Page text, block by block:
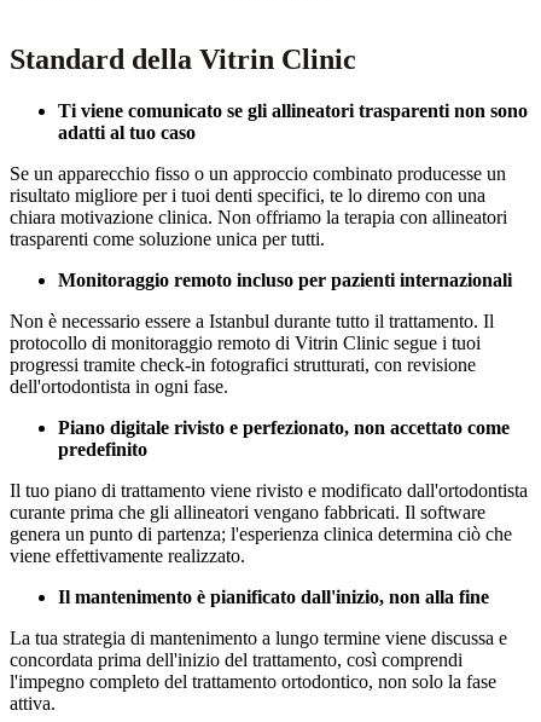
Standard della Vitrin Clinic
Ti viene comunicato se gli allineatori trasparenti non sono
adatti al tuo caso
Se un apparecchio fisso o un approccio combinato producesse un
risultato migliore per i tuoi denti specifici, te lo diremo con una
chiara motivazione clinica. Non offriamo la terapia con allineatori
trasparenti come soluzione unica per tutti.
Monitoraggio remoto incluso per pazienti internazionali
Non è necessario essere a Istanbul durante tutto il trattamento. Il
protocollo di monitoraggio remoto di Vitrin Clinic segue i tuoi
progressi tramite check-in fotografici strutturati, con revisione
dell'ortodontista in ogni fase.
Piano digitale rivisto e perfezionato, non accettato come
predefinito
Il tuo piano di trattamento viene rivisto e modificato dall'ortodontista
curante prima che gli allineatori vengano fabbricati. Il software
genera un punto di partenza; l'esperienza clinica determina ciò che
viene effettivamente realizzato.
Il mantenimento è pianificato dall'inizio, non alla fine
La tua strategia di mantenimento a lungo termine viene discussa e
concordata prima dell'inizio del trattamento, così comprendi
l'impegno completo del trattamento ortodontico, non solo la fase
attiva.